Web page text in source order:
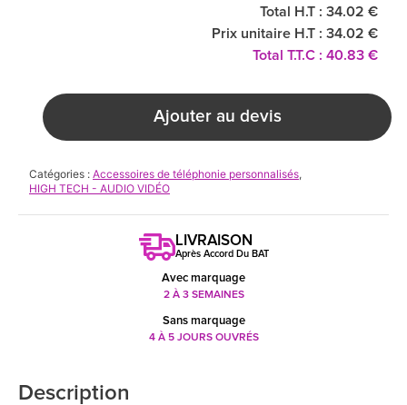
Total H.T : 34.02 €
Prix unitaire H.T : 34.02 €
Total T.T.C : 40.83 €
Ajouter au devis
Catégories : Accessoires de téléphonie personnalisés,
HIGH TECH - AUDIO VIDÉO
LIVRAISON
Après Accord Du BAT
Avec marquage
2 À 3 SEMAINES
Sans marquage
4 À 5 JOURS OUVRÉS
Description